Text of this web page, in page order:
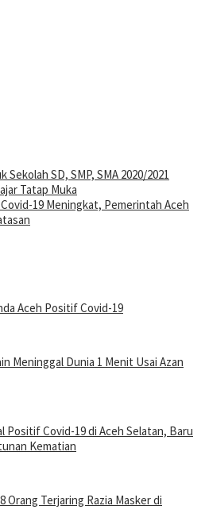
Sekolah SD, SMP, SMA 2020/2021
Tatap Muka
19 Meningkat, Pemerintah Aceh
Aceh Positif Covid-19
Meninggal Dunia 1 Menit Usai Azan
Positif Covid-19 di Aceh Selatan, Baru
Kematian
Orang Terjaring Razia Masker di